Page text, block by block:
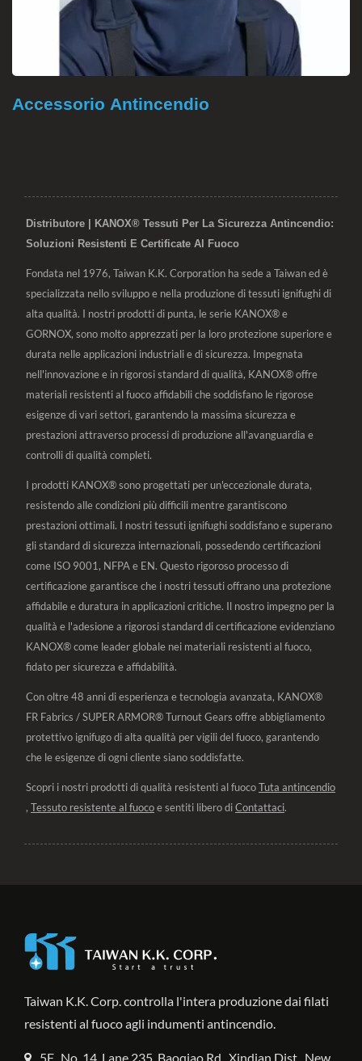
Accessorio Antincendio
Distributore | KANOX® Tessuti Per La Sicurezza Antincendio:
Soluzioni Resistenti E Certificate Al Fuoco
Fondata nel 1976, Taiwan K.K. Corporation ha sede a Taiwan ed è
specializzata nello sviluppo e nella produzione di tessuti ignifughi di
alta qualità. I nostri prodotti di punta, le serie KANOX® e
GORNOX, sono molto apprezzati per la loro protezione superiore e
durata nelle applicazioni industriali e di sicurezza. Impegnata
nell'innovazione e in rigorosi standard di qualità, KANOX® offre
materiali resistenti al fuoco affidabili che soddisfano le rigorose
esigenze di vari settori, garantendo la massima sicurezza e
prestazioni attraverso processi di produzione all'avanguardia e
controlli di qualità completi.
I prodotti KANOX® sono progettati per un'eccezionale durata,
resistendo alle condizioni più difficili mentre garantiscono
prestazioni ottimali. I nostri tessuti ignifughi soddisfano e superano
gli standard di sicurezza internazionali, possedendo certificazioni
come ISO 9001, NFPA e EN. Questo rigoroso processo di
certificazione garantisce che i nostri tessuti offrano una protezione
affidabile e duratura in applicazioni critiche. Il nostro impegno per la
qualità e l'adesione a rigorosi standard di certificazione evidenziano
KANOX® come leader globale nei materiali resistenti al fuoco,
fidato per sicurezza e affidabilità.
Con oltre 48 anni di esperienza e tecnologia avanzata, KANOX®
FR Fabrics / SUPER ARMOR® Turnout Gears offre abbigliamento
protettivo ignifugo di alta qualità per vigili del fuoco, garantendo
che le esigenze di ogni cliente siano soddisfatte.
Scopri i nostri prodotti di qualità resistenti al fuocoTuta antincendio
, Tessuto resistente al fuocoe sentiti libero diContattaci.
Taiwan K.K. Corp. controlla l'intera produzione dai filati
resistenti al fuoco agli indumenti antincendio.
5F., No. 14, Lane 235, Baoqiao Rd., Xindian Dist., New